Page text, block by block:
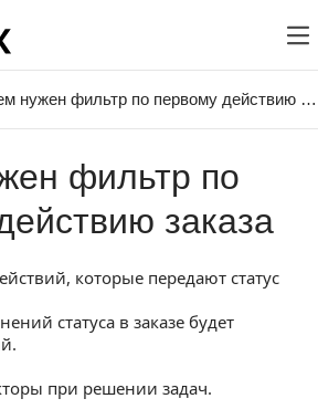
нужен фильтр по первому действию
фильтр по
заказа
которые передают статус
статуса в заказе будет
при решении задач.